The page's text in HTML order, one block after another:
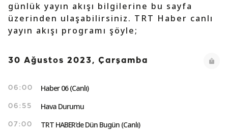
günlük yayın akışı bilgilerine bu sayfa
üzerinden ulaşabilirsiniz. TRT Haber canlı
yayın akışı programı şöyle;
30 Ağustos 2023, Çarşamba
06:00 Haber 06 (Canlı)
06:55 Hava Durumu
07:00 TRT HABER'de Dün Bugün (Canlı)